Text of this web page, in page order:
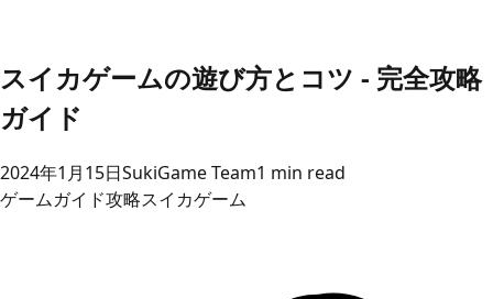
スイカゲームの遊び方とコツ - 完全攻略
ガイド
2024年1月15日SukiGame Team1 min read
ゲームガイド攻略スイカゲーム